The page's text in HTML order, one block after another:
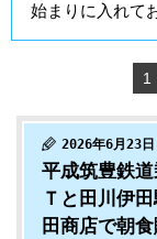
始まりに入れて
1
2026年6月23
平成筑豊鉄
Ｔと田川伊
田商店で朝